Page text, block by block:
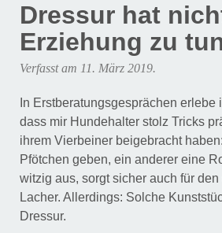
Dressur hat
Erziehung zu
Verfasst am 11. März 2019.
In Erstberatungsgesprächen erlebe
dass mir Hundehalter stolz Tricks
ihrem Vierbeiner beigebracht
Pfötchen geben, ein anderer eine
witzig aus, sorgt sicher auch für
Lacher. Allerdings: Solche
Dressur.